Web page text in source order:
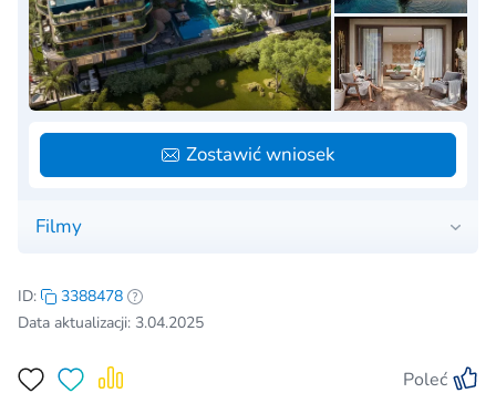
Filmy
Zostawić wniosek
ID:
3388478
Data aktualizacji: 3.04.2025
Poleć